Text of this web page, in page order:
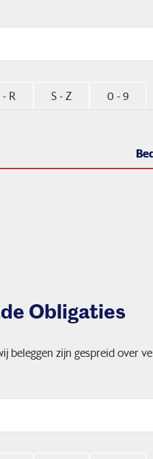
- R S - Z 0 - 9
Obligaties
beleggen zijn gespreid over